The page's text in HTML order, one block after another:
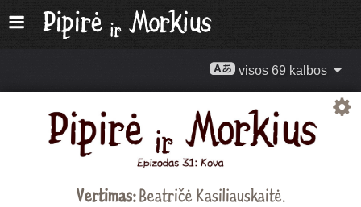
visos 69 kalbos
Vertimas:Beatričė Kasiliauskaitė.